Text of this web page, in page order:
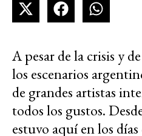
A pesar de la crisis y
los escenarios
de grandes artistas
todos los gustos.
estuvo aquí en los días